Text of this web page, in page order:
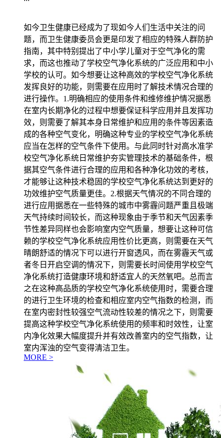
如今卫生健康已经成为了现如今人们生活中关注的问
题，而卫生健康委员会更是印发了相应的特殊人群防护
指南，其中特别提出了中小学儿童对于空气净化的需
求，而这也推动了学校空气净化系统的广泛应用和中小
学校的认可。如今想要让这种高效的学校空气净化系统
发挥良好的功能，则需要在应用时了解技术情况合理的
进行操作。1.明确相应的使用条件和维修维护情况据悉
在室内长期净化的过程中想要保证科学应用并且发挥功
效，则需要了解其本身日常维护和应用的条件等因素造
成的各种空气变化，明确这种专业的学校空气净化系统
应当在怎样的空气条件下使用。与此同时针对高水准学
校空气净化系统日常维护夯实管理技术的基础条件，根
据其空气条件进行合理的应用和各种净化功效的考核，
才能够让这种技术稳固的学校空气净化系统达到更好的
功效维护空气质量更佳。2.根据天气情况的不同合理的
进行应用据悉在一些特殊的城市中雾霾问题严重且极端
天气持续时间较长，而这种现象由于季节和天气因素季
节性差异同样也会影响室内空气质量，想要让这种可信
赖的学校空气净化系统应用性价比更高，则需要在天气
晴朗舒适的情况下可以进行开窗透风，而在雾霾天气或
者冬日开启空调的情况下，则需要长时间使用学校空气
净化系统打造健康环境和舒适宜人的天然氧吧。总而言
之在这种高品质的学校空气净化系统使用时，需要合理
的进行卫生环境的检查和相应室内空气指数的检测，而
在室内密封性较强空气流动性较差的情况之下，则需要
提高这种学校空气净化系统使用的频率和时效性，让室
内净化效果大幅度提升并有效改善室内的空气指数，让
室内浑浊的空气变得清洁卫生。
MORE >